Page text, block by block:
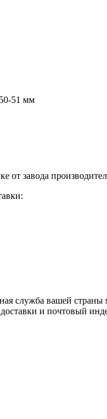
51 мм
от завода
служба вашей
и почтовый